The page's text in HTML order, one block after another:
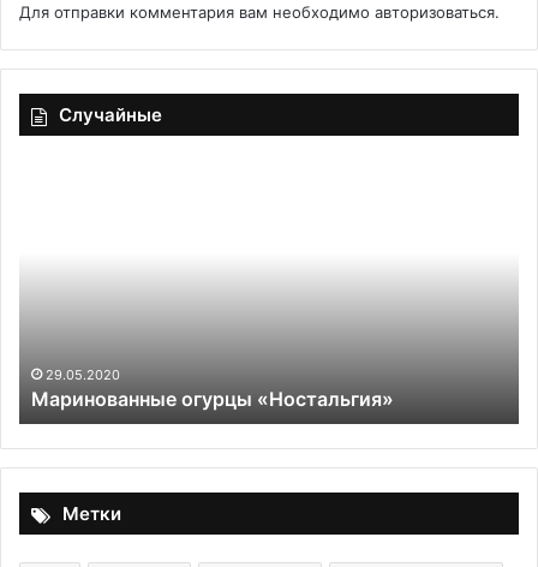
Для отправки комментария вам необходимо авторизоваться.
Случайные
29.05.2020
Маринованные огурцы «Ностальгия»
Метки